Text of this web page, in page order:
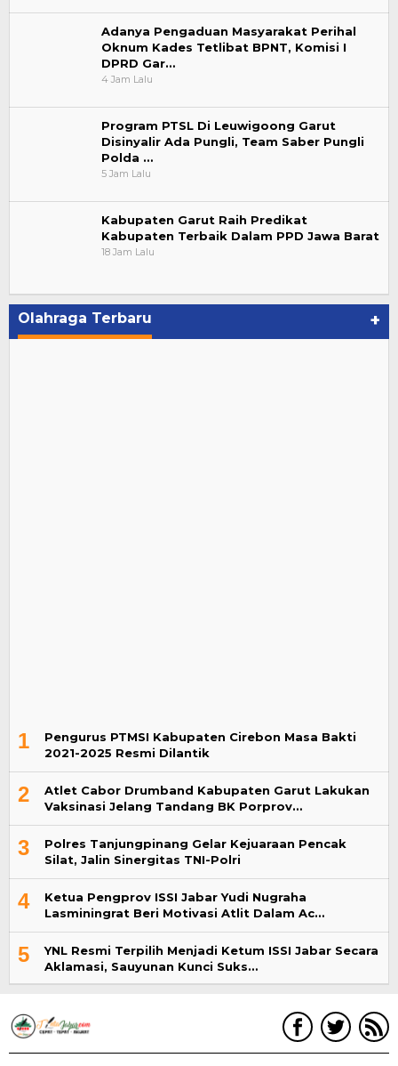
Adanya Pengaduan Masyarakat Perihal
Oknum Kades Tetlibat BPNT, Komisi I
DPRD Gar…
4 Jam Lalu
Program PTSL Di Leuwigoong Garut
Disinyalir Ada Pungli, Team Saber Pungli
Polda …
5 Jam Lalu
Kabupaten Garut Raih Predikat
Kabupaten Terbaik Dalam PPD Jawa Barat
18 Jam Lalu
Olahraga Terbaru +
1
Pengurus PTMSI Kabupaten Cirebon Masa Bakti
2021-2025 Resmi Dilantik
2
Atlet Cabor Drumband Kabupaten Garut Lakukan
Vaksinasi Jelang Tandang BK Porprov…
3
Polres Tanjungpinang Gelar Kejuaraan Pencak
Silat, Jalin Sinergitas TNI-Polri
4
Ketua Pengprov ISSI Jabar Yudi Nugraha
Lasminingrat Beri Motivasi Atlit Dalam Ac…
5
YNL Resmi Terpilih Menjadi Ketum ISSI Jabar Secara
Aklamasi, Sauyunan Kunci Suks…